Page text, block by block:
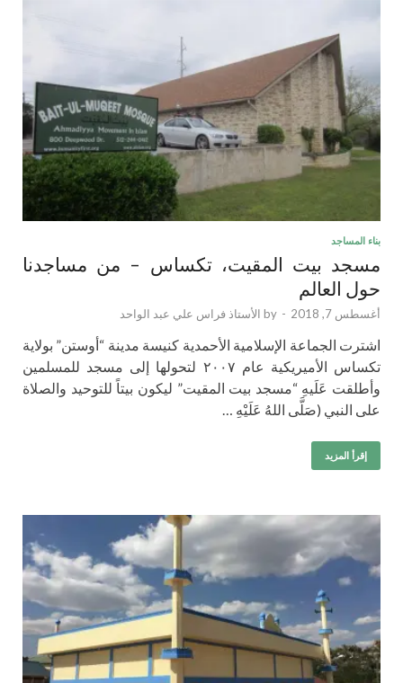
بناء المساجد
مسجد بيت المقيت، تكساس – من مساجدنا
حول العالم
أغسطس 7, 2018 -
by الأستاذ فراس علي عبد الواحد
اشترت الجماعة الإسلامية الأحمدية كنيسة مدينة “أوستن” بولاية
تكساس الأميريكية عام ٢٠٠٧ لتحولها إلى مسجد للمسلمين
وأطلقت عَلَيهِ “مسجد بيت المقيت” ليكون بيتاً للتوحيد والصلاة
على النبي (صَلَّى اللهُ عَلَيْهِ …
إقرأ المزيد